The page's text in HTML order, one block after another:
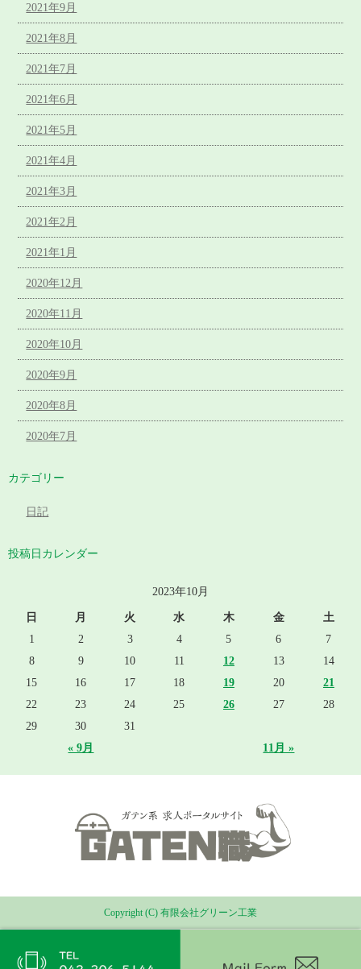
2021年9月
2021年8月
2021年7月
2021年6月
2021年5月
2021年4月
2021年3月
2021年2月
2021年1月
2020年12月
2020年11月
2020年10月
2020年9月
2020年8月
2020年7月
カテゴリー
日記
投稿日カレンダー
2023年10月
日 月 火 水 木 金 土
« 9月 11月 »
1 2 3 4 5 6
7
8
9 10 11 12 13
14
15
16 17 18 19 20
21
22
23 24 25 26 27
28
29
30 31
Copyright (C) 有限会社グリーン工業